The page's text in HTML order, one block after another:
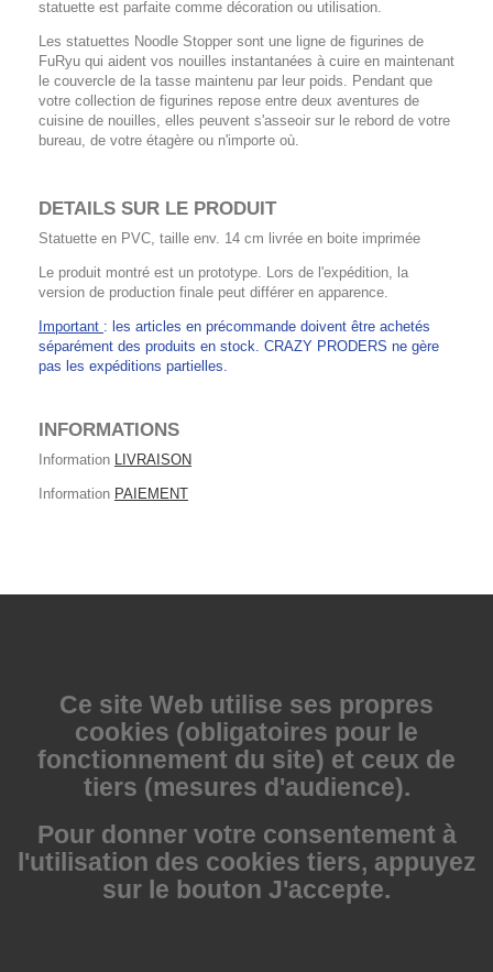
statuette est parfaite comme décoration ou utilisation.
Les statuettes Noodle Stopper sont une ligne de figurines de
FuRyu qui aident vos nouilles instantanées à cuire en maintenant
le couvercle de la tasse maintenu par leur poids. Pendant que
votre collection de figurines repose entre deux aventures de
cuisine de nouilles, elles peuvent s'asseoir sur le rebord de votre
bureau, de votre étagère ou n'importe où.
DETAILS SUR LE PRODUIT
Statuette en PVC, taille env. 14 cm livrée en boite imprimée
Le produit montré est un prototype. Lors de l'expédition, la
version de production finale peut différer en apparence.
Important : les articles en précommande doivent être achetés
séparément des produits en stock. CRAZY PRODERS ne gère
pas les expéditions partielles.
INFORMATIONS
Information LIVRAISON
Information PAIEMENT
Ce site Web utilise ses propres
cookies (obligatoires pour le
fonctionnement du site) et ceux de
tiers (mesures d'audience).
Pour donner votre consentement à
l'utilisation des cookies tiers, appuyez
sur le bouton J'accepte.